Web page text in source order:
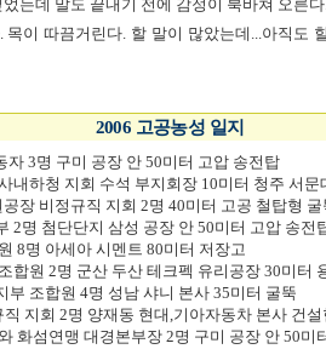
었는데 말도 끝내기 전에 감정이 북바쳐 오른
이 따끔거린다. 할 말이 많았는데...아직도
2006 고공농성 일지
자 3명 구미 공장 안 50미터 고압 송전탑
내하청 지회 수석 부지회장 10미터 청주 서문
장 비정규직 지회 2명 40미터 고공 철탑형 굴
2명 첨단단지 삼성 공장 안 50미터 고압 송전
8명 아세아 시멘트 80미터 저장고
합원 2명 군산 두산 테크펙 유리공장 30미터
부 조합원 4명 성남 샤니 본사 35미터 굴뚝
지회 2명 양재동 현대,기아자동차 본사 건
화섬연맹 대경본부장 2명 구미 공장 안 50미